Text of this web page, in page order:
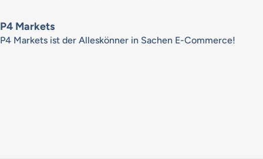
P4 Markets
P4 Markets ist der Alleskönner in Sachen E-Commerce!